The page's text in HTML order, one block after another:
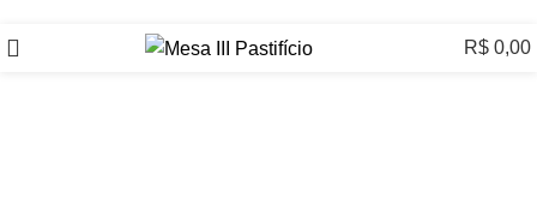
R$ 0,00